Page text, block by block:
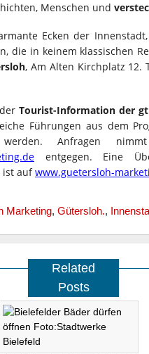
Menschen und
Ecken der
die in keinem klassischen
, Am Alten Kirchplatz 12.
Tourist-Information der
Führungen aus dem
werden. Anfragen
entgegen. Eine
ist aufwww.guetersloh-
Marketing, Gütersloh.,
Related
Posts